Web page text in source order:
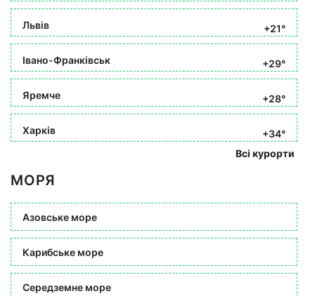
Львів +21°
Івано-Франківськ +29°
Яремче +28°
Харків
+34°
Всі курорти
МОРЯ
Азовське море
Карибське море
Середземне море